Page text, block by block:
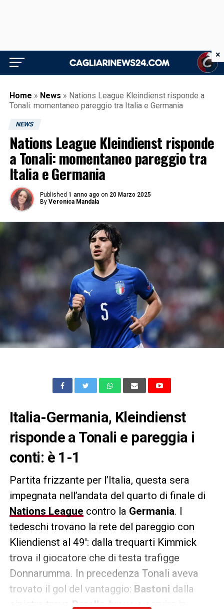
Home » News » Nations League Kleindienst risponde a
Tonali: momentaneo pareggio tra Italia e Germania
NEWS
Nations League Kleindienst risponde
a Tonali: momentaneo pareggio tra
Italia e Germania
Published 1 anno ago on 20 Marzo 2025
By Veronica Mandala
Italia-Germania, Kleindienst
risponde a Tonali e pareggia i
conti: è 1-1
Partita frizzante per l’Italia, questa sera
impegnata nell’andata del quarto di finale di
Nations League contro la Germania. I
tedeschi trovano la rete del pareggio con
Kliendienst al 49′: dalla trequarti Kimmick
trova il giocatore che di testa trafigge
Donnarumma. In precedenza Tonali aveva
trovato il gol del vantaggio: Bastoni dalla
Barella, bravo a servire in
×